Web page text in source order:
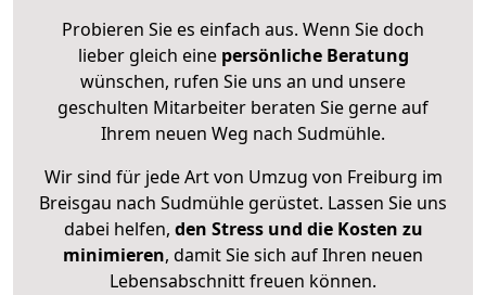
Probieren Sie es einfach aus. Wenn Sie doch
lieber gleich eine persönliche Beratung
wünschen, rufen Sie uns an und unsere
geschulten Mitarbeiter beraten Sie gerne auf
Ihrem neuen Weg nach Sudmühle.
Wir sind für jede Art von Umzug von Freiburg im
Breisgau nach Sudmühle gerüstet. Lassen Sie uns
dabei helfen, den Stress und die Kosten zu
minimieren, damit Sie sich auf Ihren neuen
Lebensabschnitt freuen können.